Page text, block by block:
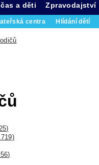
a děti
centra Hlídání dětí
Zpravodajství